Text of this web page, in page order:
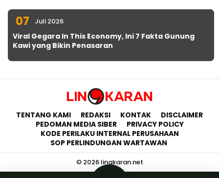
07 Juli 2026
Viral Gegara In This Economy, Ini 7 Fakta Gunung
Kawi yang Bikin Penasaran
TENTANG KAMI REDAKSI KONTAK
DISCLAIMER
PEDOMAN MEDIA SIBER
PRIVACY POLICY
KODE PERILAKU INTERNAL PERUSAHAAN
SOP PERLINDUNGAN WARTAWAN
© 2026 lingkaran.net